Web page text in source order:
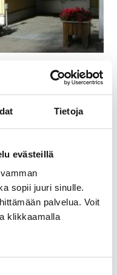
Tietoja
evästeillä
sopii juuri sinulle.
palvelua. Voit
klikkaamalla
klo18
jäsenille pe
ruokailun
ja linja-
pysäkki – Pontus –